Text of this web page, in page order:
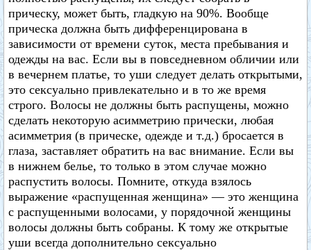
прическу, может быть, гладкую на 90%. Вообще
прическа должна быть дифференцирована в
зависимости от времени суток, места пребывания и
одежды на вас. Если вы в повседневном обличии или
в вечернем платье, то уши следует делать открытыми,
это сексуально привлекательно и в то же время
строго. Волосы не должны быть распущены, можно
сделать некоторую асимметрию прически, любая
асимметрия (в прическе, одежде и т.д.) бросается в
глаза, заставляет обратить на вас внимание. Если вы
в нижнем белье, то только в этом случае можно
распустить волосы. Помните, откуда взялось
выражение «распущенная женщина» — это женщина
с распущенными волосами, у порядочной женщины
волосы должны быть собраны. К тому же открытые
уши всегда дополнительно сексуально